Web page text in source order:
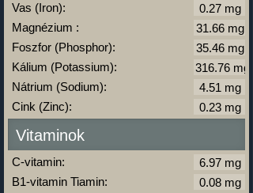
Vas (Iron):
Magnézium :
Foszfor (Phosphor):
Kálium (Potassium):
Nátrium (Sodium):
Cink (Zinc):
Vitaminok
C-vitamin:
B1-vitamin Tiamin: